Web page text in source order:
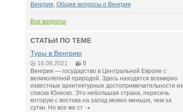
Венгрия, Общие вопросы о Венгрии
Все вопросы
СТАТЬИ ПО ТЕМЕ
Туры в Венгрию
16.08.2021
0
Венгрия — государство в Центральной Европе с
великолепной природой. Здесь находятся всемирно
известные архитектурные достопримечательности из
списка Юнеско. Это небольшая страна, пересечь
которую с востока на запад можно меньше, чем за
сутки. Но все же ст